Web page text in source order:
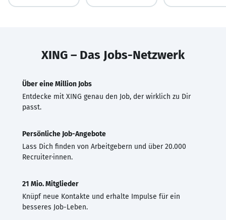
XING – Das Jobs-Netzwerk
Über eine Million Jobs
Entdecke mit XING genau den Job, der wirklich zu Dir
passt.
Persönliche Job-Angebote
Lass Dich finden von Arbeitgebern und über 20.000
Recruiter·innen.
21 Mio. Mitglieder
Knüpf neue Kontakte und erhalte Impulse für ein
besseres Job-Leben.